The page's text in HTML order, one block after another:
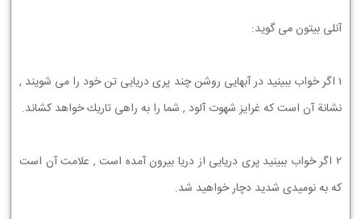
ﺁﻧﻠﯽ ﺑﻴﺘﻮﻥ ﻣﯽ ﮔﻮﻳﺪ:
1 ﺍﮔﺮ ﺧﻮﺍﺏ ﺑﺒﻴﻨﻴﺪ ﺩﺭ ﺁﺑﻬﺎﻳﻲ ﺭﻭﺷﻦ ﭼﻨﺪ ﭘﺮﻱ ﺩﺭﻳﺎﻳﻲ ﺗﻦ ﺧﻮﺩ ﺭﺍ ﻣﻲ ﺷﻮﻳﻨﺪ ,
ﻧﺸﺎﻧﺔ ﺁﻥ ﺍﺳﺖ ﻛﻪ ﻏﺮﺍﻳﺰ ﺷﻬﻮﺕ ﺁﻟﻮﺩ , ﺷﻤﺎ ﺭﺍ ﺑﻪ ﺭﺍﻫﻲ ﺗﺎﺭﻳﻚ ﺧﻮﺍﻫﺪ ﻛﺸﺎﻧﺪ.
2 ﺍﮔﺮ ﺧﻮﺍﺏ ﺑﺒﻴﻨﻴﺪ ﭘﺮﻱ ﺩﺭﻳﺎﻳﻲ ﺍﺯ ﺩﺭﻳﺎ ﺑﻴﺮﻭﻥ ﺁﻣﺪﻩ ﺍﺳﺖ , ﻋﻼﻣﺖ ﺁﻥ ﺍﺳﺖ
ﻛﻪ ﺑﻪ ﻧﻮﻣﻴﺪﻱ ﺷﺪﻳﺪ ﺩﭼﺎﺭ ﺧﻮﺍﻫﻴﺪ ﺷﺪ.